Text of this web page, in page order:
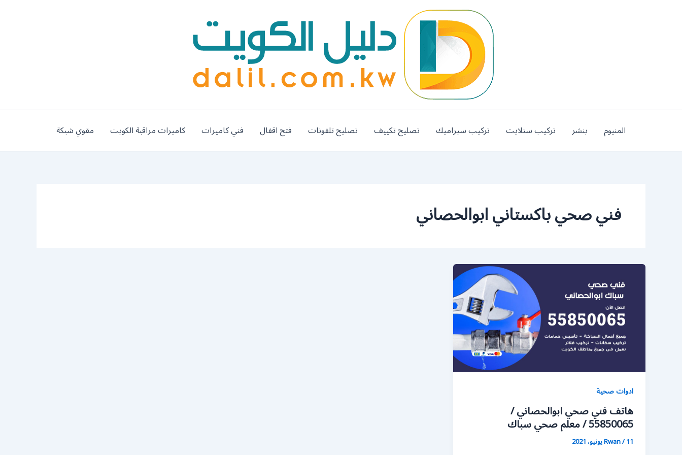
المنيوم بنشر تركيب ستلايت تركيب سيراميك تصليح تكييف تصليح تلفونات فتح اقفال فني كاميرات كاميرات مراقبة الكويت مقوي شبكة
فني صحي باكستاني ابوالحصاني
ادوات صحية
هاتف فني صحي ابوالحصاني /
55850065 / معلم صحي سباك
Rwan/11 يونيو، 2021